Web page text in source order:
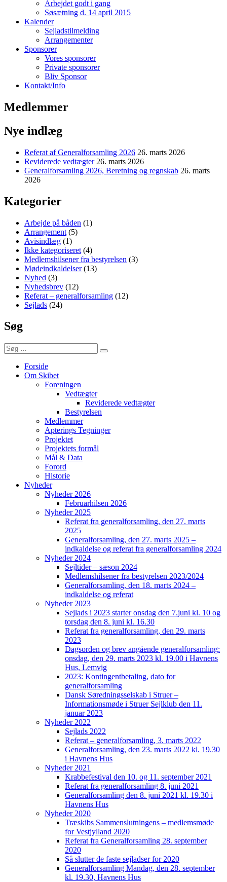
Arbejdet godt i gang
Søsætning d. 14 april 2015
Kalender
Sejladstilmelding
Arrangementer
Sponsorer
Vores sponsorer
Private sponsorer
Bliv Sponsor
Kontakt/Info
Medlemmer
Nye indlæg
Referat af Generalforsamling 2026 26. marts 2026
Reviderede vedtægter 26. marts 2026
Generalforsamling 2026, Beretning og regnskab 26. marts
2026
Kategorier
Arbejde på båden (1)
Arrangement (5)
Avisindlæg (1)
Ikke kategoriseret (4)
Medlemshilsener fra bestyrelsen (3)
Mødeindkaldelser(13)
Nyhed (3)
Nyhedsbrev (12)
Referat – generalforsamling (12)
Sejlads (24)
Søg
Søg
efter:
Søg
Forside
Om Skibet
Foreningen
Vedtægter
Reviderede vedtægter
Bestyrelsen
Medlemmer
Apterings Tegninger
Projektet
Projektets formål
Mål & Data
Forord
Historie
Nyheder
Nyheder 2026
Februarhilsen 2026
Nyheder 2025
Referat fra generalforsamling, den 27. marts
2025
Generalforsamling, den 27. marts 2025 –
indkaldelse og referat fra generalforsamling 2024
Nyheder 2024
Sejltider – sæson 2024
Medlemshilsener fra bestyrelsen 2023/2024
Generalforsamling, den 18. marts 2024 –
indkaldelse og referat
Nyheder 2023
Sejlads i 2023 starter onsdag den 7.juni kl. 10 og
torsdag den 8. juni kl. 16.30
Referat fra generalforsamling, den 29. marts
2023
Dagsorden og brev angående generalforsamling:
onsdag, den 29. marts 2023 kl. 19.00 i Havnens
Hus, Lemvig
2023: Kontingentbetaling, dato for
generalforsamling
Dansk Søredningsselskab i Struer –
Informationsmøde i Struer Sejlklub den 11.
januar 2023
Nyheder 2022
Sejlads 2022
Referat – generalforsamling, 3. marts 2022
Generalforsamling, den 23. marts 2022 kl. 19.30
i Havnens Hus
Nyheder 2021
Krabbefestival den 10. og 11. september 2021
Referat fra generalforsamling 8. juni 2021
Generalforsamling den 8. juni 2021 kl. 19.30 i
Havnens Hus
Nyheder 2020
Træskibs Sammenslutningens – medlemsmøde
for Vestjylland 2020
Referat fra Generalforsamling 28. september
2020
Så slutter de faste sejladser for 2020
Generalforsamling Mandag, den 28. september
kl. 19.30, Havnens Hus